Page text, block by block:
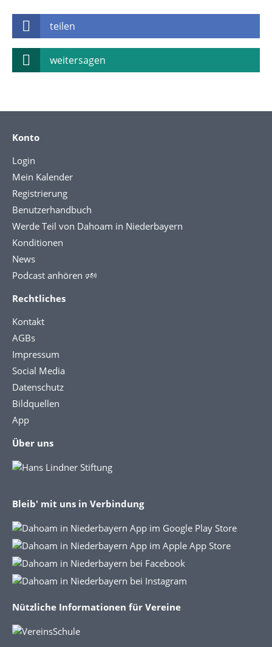
teilen
weitersagen
Konto
Login
Mein Kalender
Registrierung
Benutzerhandbuch
Werde Teil von Dahoam in Niederbayern
Konditionen
News
Podcast anhören 🕬
Rechtliches
Kontakt
AGBs
Impressum
Social Media
Datenschutz
Bildquellen
App
Über uns
Bleib' mit uns in Verbindung
Nützliche Informationen für Vereine